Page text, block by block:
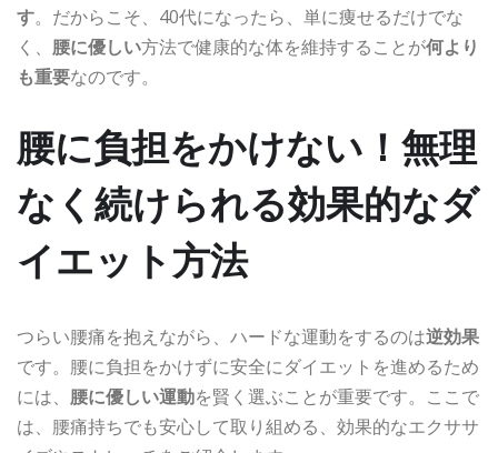
す。だからこそ、40代になったら、単に痩せるだけでな
く、 腰に優しい方法で健康的な体を維持することが何より
も重要なのです。
腰に負担をかけない ！ 無理
なく続けられる効果的なダ
イエット方法
つらい腰痛を抱えながら、ハードな運動をするのは逆効果
です。腰に負担をかけずに安全にダイエットを進めるため
には、 腰に優しい運動を賢く選ぶことが重要です。ここで
は、腰痛持ちでも安心して取り組める、効果的なエクササ